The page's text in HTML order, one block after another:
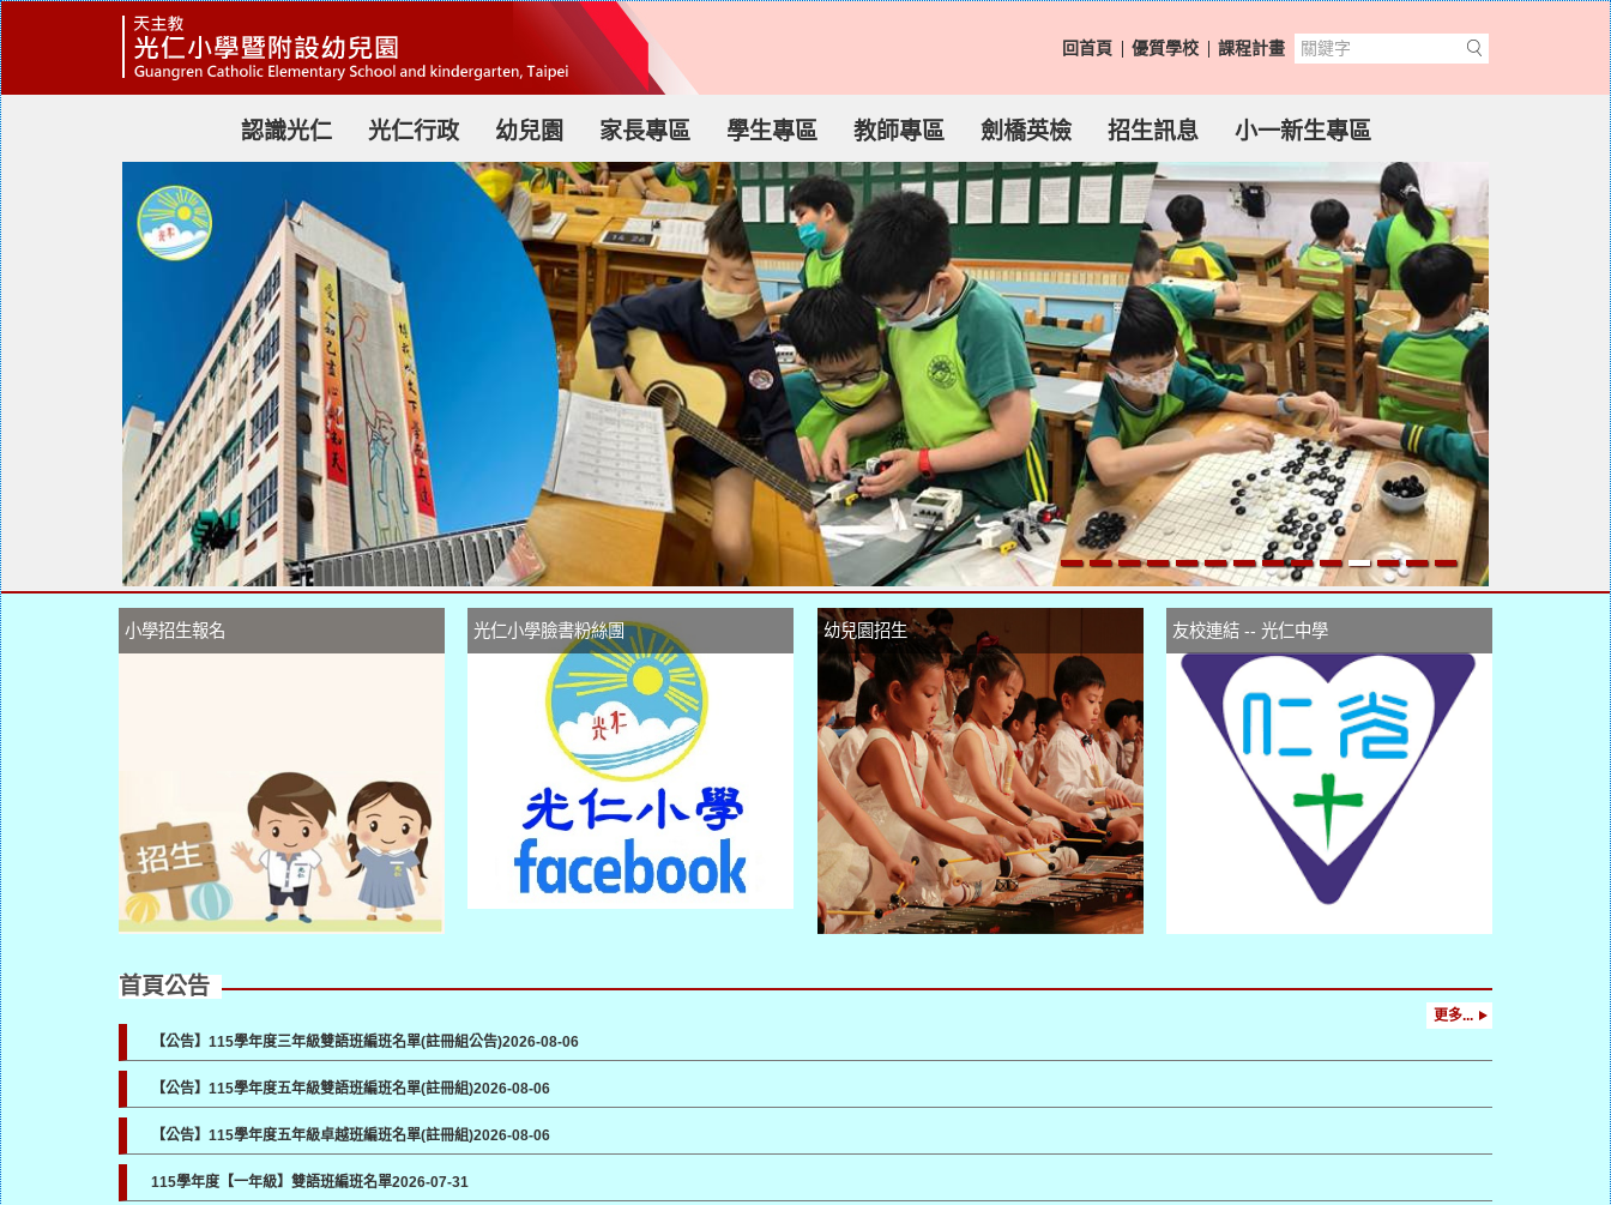
回首頁 優質學校 課程計畫
認識光仁 光仁行政 幼兒園 家長專區 學生專區 教師專區 劍橋英檢 招生訊息 小一新生專區
小學招生報名 光仁小學臉書粉絲團 幼兒園招生 友校連結 -- 光仁中學
首頁公告
【公告】115學年度三年級雙語班編班名單(註冊組公告)2026-08-06
【公告】115學年度五年級雙語班編班名單(註冊組)2026-08-06
【公告】115學年度五年級卓越班編班名單(註冊組)2026-08-06
115學年度【一年級】雙語班編班名單2026-07-31
更多...